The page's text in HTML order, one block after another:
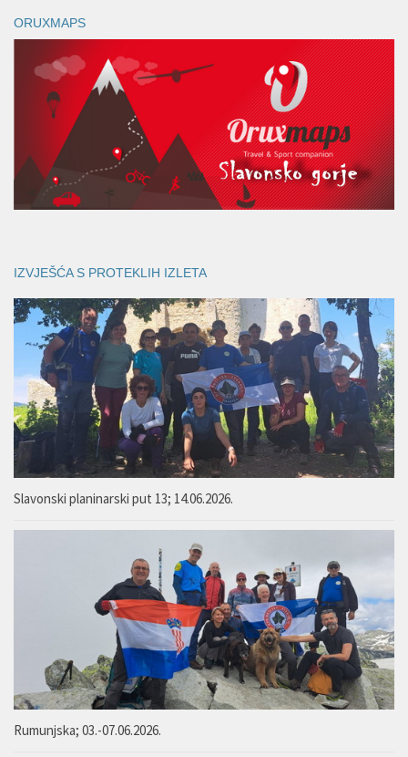
ORUXMAPS
IZVJEŠĆA S PROTEKLIH IZLETA
Slavonski planinarski put 13; 14.06.2026.
Rumunjska; 03.-07.06.2026.